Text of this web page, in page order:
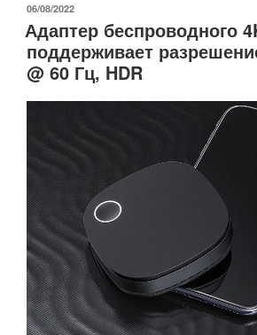
беспроводной
комплект
передатчика
HDMI
4K»
ОПУБЛИКОВАНО
06/08/2022
Адаптер беспроводного
поддерживает
@ 60 Гц, HDR